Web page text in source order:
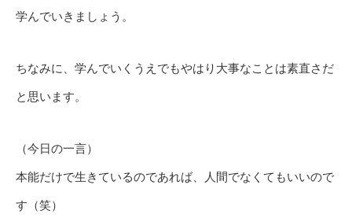
学んでいきましょう。
ちなみに、学んでいくうえでもやはり大事なことは素直さだ
と思います。
（今日の一言）
本能だけで生きているのであれば、人間でなくてもいいので
す（笑）